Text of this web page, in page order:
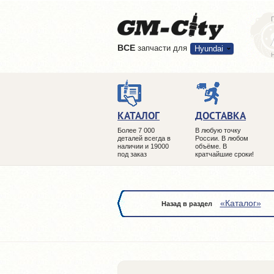
ВCE запчасти для Hyundai
КАТАЛОГ
Более 7 000
деталей всегда в
наличии и 19000
под заказ
ДОСТАВКА
В любую точку
России. В любом
объёме. В
кратчайшие сроки!
Назад в раздел «Каталог»